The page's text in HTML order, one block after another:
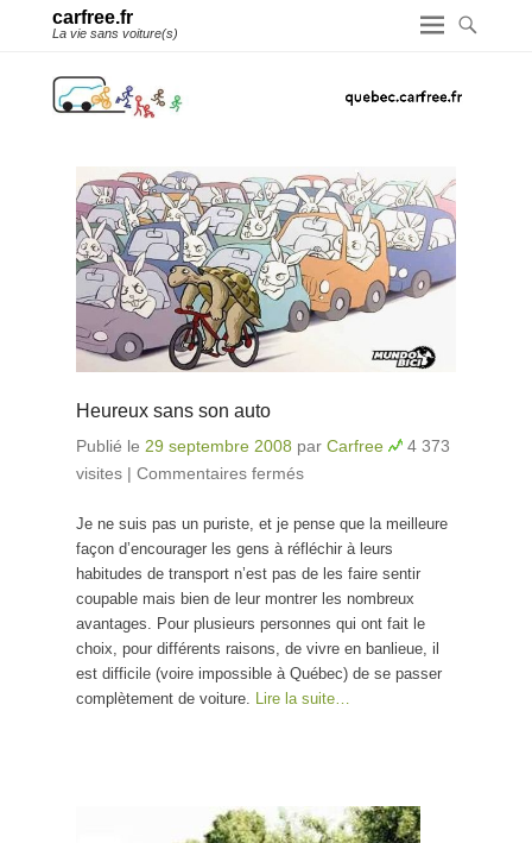
carfree.fr
La vie sans voiture(s)
Heureux sans son auto
Publié le 29 septembre 2008 par Carfree
4 373
visites | Commentaires fermés
Je ne suis pas un puriste, et je pense que la meilleure
façon d’encourager les gens à réfléchir à leurs
habitudes de transport n’est pas de les faire sentir
coupable mais bien de leur montrer les nombreux
avantages. Pour plusieurs personnes qui ont fait le
choix, pour différents raisons, de vivre en banlieue, il
est difficile (voire impossible à Québec) de se passer
complètement de voiture.
Lire la suite…